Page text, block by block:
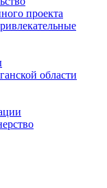
проекта
области